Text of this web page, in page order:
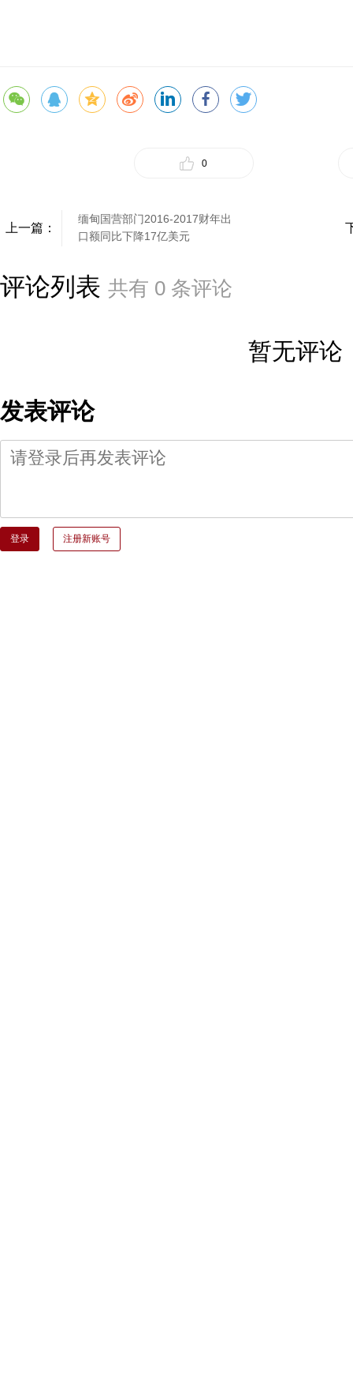
0
上一篇：
缅甸国营部门2016-2017财年出
口额同比下降17亿美元
评论列表 共有 0 条评论
暂无评论
发表评论
登录 注册新账号